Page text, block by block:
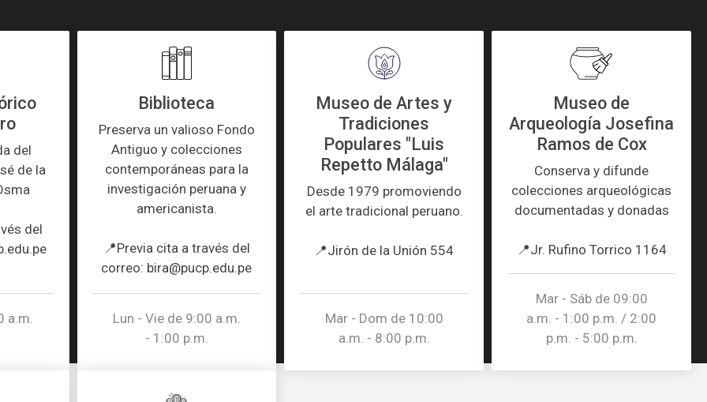
del
de la
del
a.m.
Biblioteca
Preserva un valioso Fondo
Antiguo y colecciones
contemporáneas para la
investigación peruana y
americanista.
📍Previa cita a través del
correo: bira@pucp.edu.pe
Lun - Vie de 9:00 a.m.
- 1:00 p.m.
Museo de Artes y
Tradiciones
Populares "Luis
Repetto Málaga"
Desde 1979 promoviendo
el arte tradicional peruano.
📍Jirón de la Unión 554
Mar - Dom de 10:00
a.m. - 8:00 p.m.
Museo de
Arqueología Josefina
Ramos de Cox
Conserva y difunde
colecciones arqueológicas
documentadas y donadas
📍Jr. Rufino Torrico 1164
Mar - Sáb de 09:00
a.m. - 1:00 p.m. / 2:00
p.m. - 5:00 p.m.